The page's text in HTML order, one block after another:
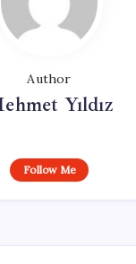
Author
Yıldız
Follow Me